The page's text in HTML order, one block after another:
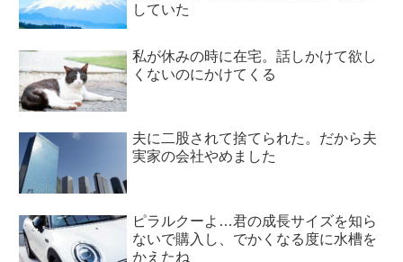
していた
私が休みの時に在宅。話しかけて欲し
くないのにかけてくる
夫に二股されて捨てられた。だから夫
実家の会社やめました
ピラルクーよ…君の成長サイズを知ら
ないで購入し、でかくなる度に水槽を
かえたね